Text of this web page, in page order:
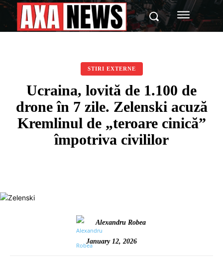
STIRI EXTERNE
Ucraina, lovită de 1.100 de
drone în 7 zile. Zelenski acuză
Kremlinul de „teroare cinică”
împotriva civililor
Alexandru Robea
January 12, 2026